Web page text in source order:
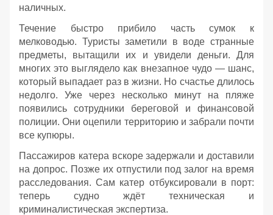
наличных.
Течение быстро прибило часть сумок к
мелководью. Туристы заметили в воде странные
предметы, вытащили их и увидели деньги. Для
многих это выглядело как внезапное чудо — шанс,
который выпадает раз в жизни. Но счастье длилось
недолго. Уже через несколько минут на пляже
появились сотрудники береговой и финансовой
полиции. Они оцепили территорию и забрали почти
все купюры.
Пассажиров катера вскоре задержали и доставили
на допрос. Позже их отпустили под залог на время
расследования. Сам катер отбуксировали в порт:
теперь судно ждёт техническая и
криминалистическая экспертиза.